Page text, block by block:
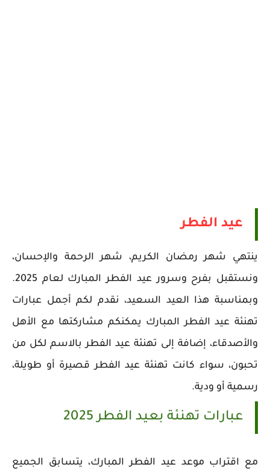
عيد الفطر
ينتهي شهر رمضان الكريم، شهر الرحمة والإحسان،
ونستقبل بفرح وسرور عيد الفطر المبارك لعام 2025.
وبمناسبة هذا العيد السعيد، نقدم لكم أجمل عبارات
تهنئة عيد الفطر المبارك يمكنكم مشاركتها مع الأهل
والأصدقاء، إضافة إلى تهنئة عيد الفطر بالاسم لكل من
تحبون، سواء كانت تهنئة عيد الفطر قصيرة أو طويلة،
رسمية أو ودية.
عبارات تهنئة بعيد الفطر 2025
مع اقتراب موعد عيد الفطر المبارك، يتسابق الجميع